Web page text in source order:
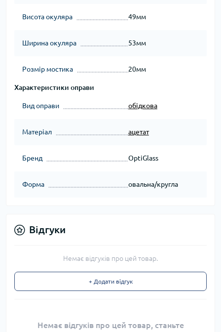
Висота окуляра 49мм
Ширина окуляра 53мм
Розмір мостика 20мм
Характеристики оправи
Вид оправи обідкова
Матеріал ацетат
Бренд OptiGlass
Форма овальна/кругла
Відгуки
Немає відгуків про цей товар.
+ Додати відгук
Немає відгуків про цей товар, станьте